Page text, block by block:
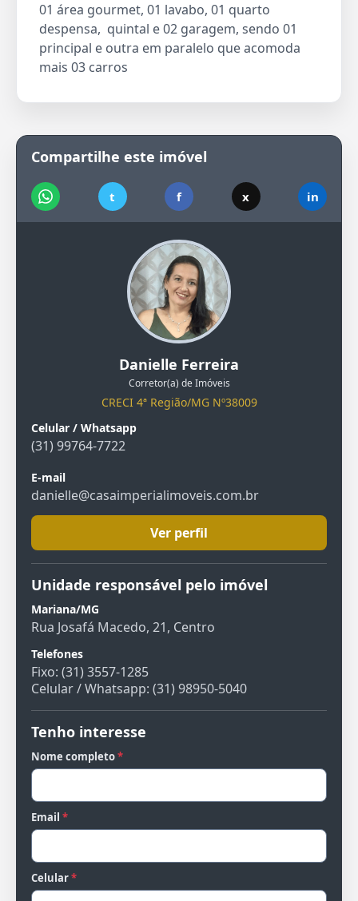
01 área gourmet, 01 lavabo, 01 quarto
despensa, quintal e 02 garagem, sendo 01
principal e outra em paralelo que acomoda
mais 03 carros
Compartilhe este imóvel
t f x in
Danielle Ferreira
Corretor(a) de Imóveis
CRECI 4ª Região/MG Nº38009
Celular / Whatsapp
(31) 99764-7722
E-mail
danielle@casaimperialimoveis.com.br
Ver perfil
Unidade responsável pelo imóvel
Mariana/MG
Rua Josafá Macedo, 21, Centro
Telefones
Fixo: (31) 3557-1285
Celular / Whatsapp: (31) 98950-5040
Tenho interesse
Nome completo*
Email *
Celular*